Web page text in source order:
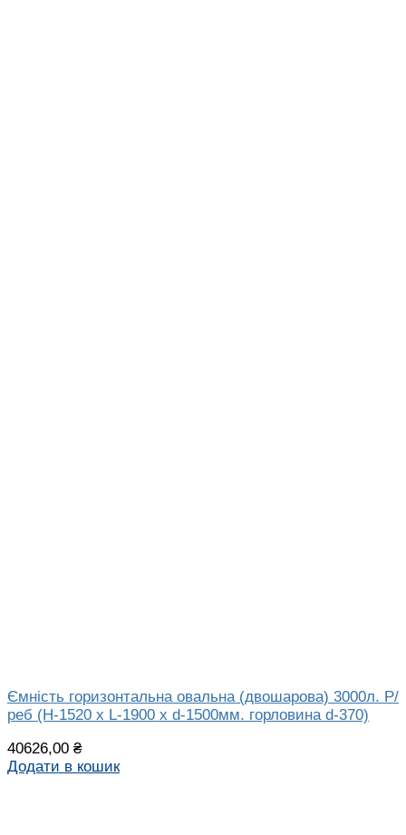
Ємність горизонтальна овальна (двошарова) 3000л. Р/
реб (H-1520 х L-1900 х d-1500мм. горловина d-370)
40626,00 ₴
Додати в кошик